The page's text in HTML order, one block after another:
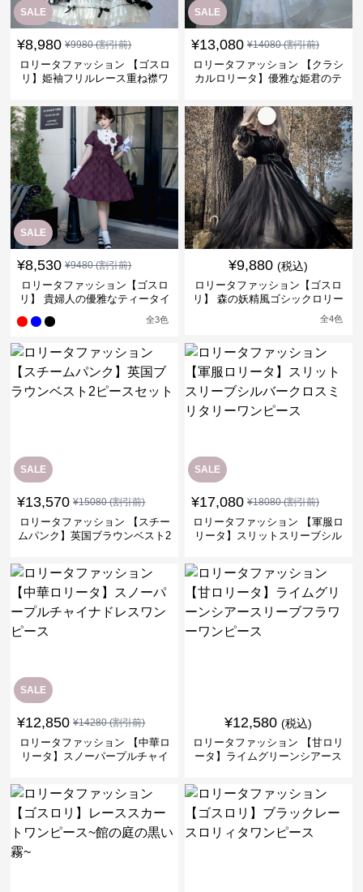
SALE
¥8,980 ¥9980(割引前)
ロリータファッション 【ゴスロ
リ】姫袖フリルレース重ね襟ワ
SALE
¥13,080 ¥14080(割引前)
ロリータファッション 【クラシ
カルロリータ】優雅な姫君のテ
SALE
¥8,530 ¥9480(割引前)
ロリータファッション【ゴスロ
リ】 貴婦人の優雅なティータイ
全3色
¥9,880 (税込)
ロリータファッション【ゴスロ
リ】 森の妖精風ゴシックロリー
全4色
SALE
¥13,570 ¥15080(割引前)
ロリータファッション 【スチー
ムパンク】英国ブラウンベスト2
SALE
¥17,080 ¥18080(割引前)
ロリータファッション 【軍服ロ
リータ】スリットスリーブシル
SALE
¥12,850 ¥14280(割引前)
ロリータファッション 【中華ロ
リータ】スノーパープルチャイ
¥12,580 (税込)
ロリータファッション 【甘ロリ
ータ】ライムグリーンシアース